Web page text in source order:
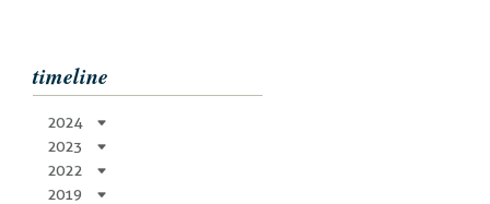
timeline
2024
2023
2022
2019